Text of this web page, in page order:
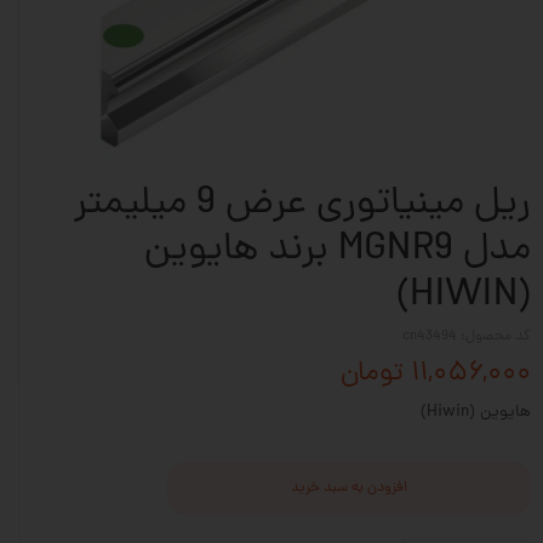
ریل مینیاتوری عرض 9 میلیمتر
مدل MGNR9 برند هایوین
(HIWIN)
۱۱,۰۵۶,۰۰۰ تومان
هایوین (Hiwin)
افزودن به سبد خرید